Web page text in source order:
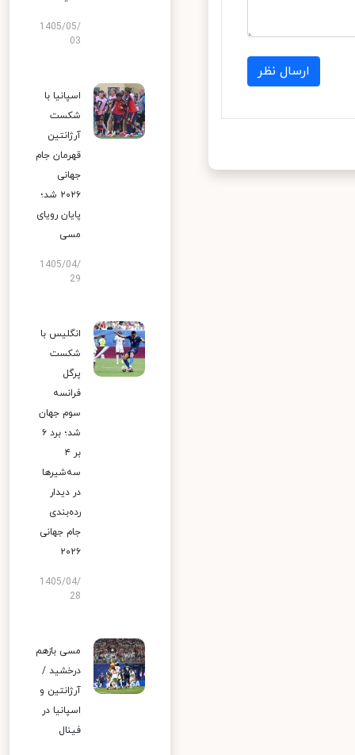
ارسال نظر
1405/05/
03
اسپانیا با
شکست
آرژانتین
قهرمان جام
جهانی
۲۰۲۶ شد؛
پایان رویای
مسی
1405/04/
29
انگلیس با
شکست
پرگل
فرانسه
سوم جهان
شد؛ برد ۶
بر ۴
سه‌شیرها
در دیدار
رده‌بندی
جام جهانی
۲۰۲۶
1405/04/
28
مسی بازهم
درخشید /
آرژانتین و
اسپانیا در
فینال